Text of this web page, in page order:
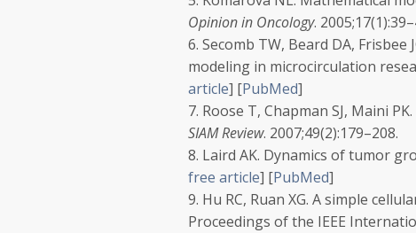
Opinion in Oncology. 2005;17
6. Secomb TW, Beard DA,
modeling in microcirculation
article] [PubMed]
7. Roose T, Chapman SJ, Maini
SIAM Review. 2007;49(2):179–208.
8. Laird AK. Dynamics of tumor
free article] [PubMed]
9. Hu RC, Ruan XG. A simple
Proceedings of the IEEE